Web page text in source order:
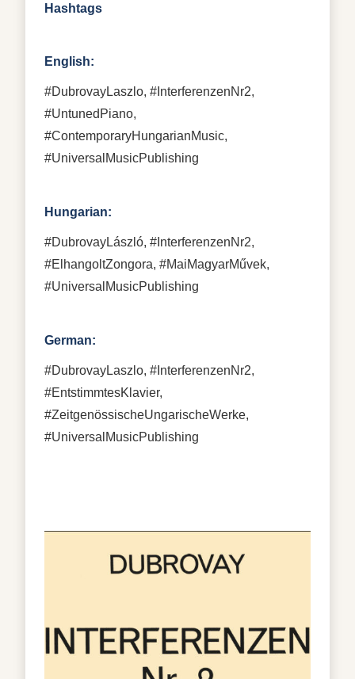
Hashtags
English:
#DubrovayLaszlo, #InterferenzenNr2,
#UntunedPiano,
#ContemporaryHungarianMusic,
#UniversalMusicPublishing
Hungarian:
#DubrovayLászló, #InterferenzenNr2,
#ElhangoltZongora, #MaiMagyarMűvek,
#UniversalMusicPublishing
German:
#DubrovayLaszlo, #InterferenzenNr2,
#EntstimmtesKlavier,
#ZeitgenössischeUngarischeWerke,
#UniversalMusicPublishing